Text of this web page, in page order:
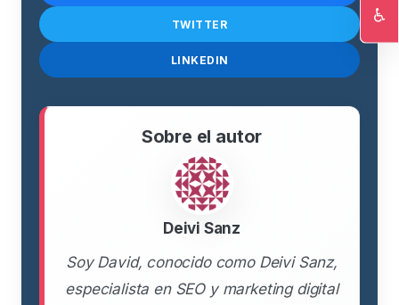
TWITTER
LINKEDIN
Sobre el autor
Deivi Sanz
Soy David, conocido como Deivi Sanz,
especialista en SEO y marketing digital
♿